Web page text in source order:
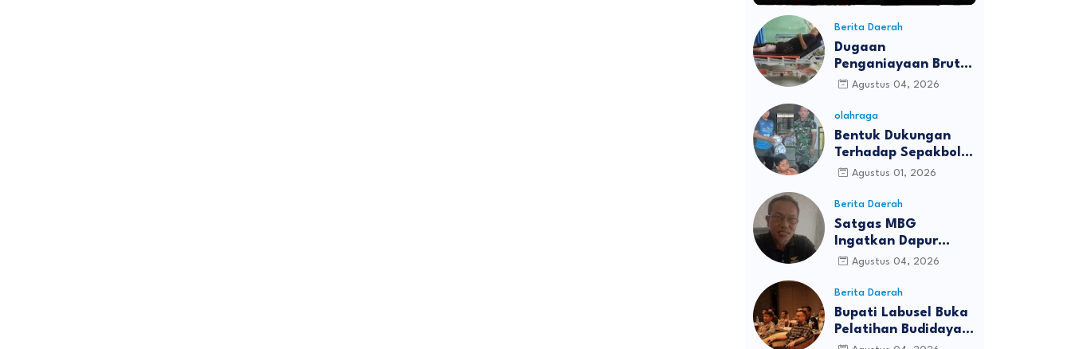
Berita Daerah
Dugaan
Penganiayaan Brutal
Terkait Sengketa
Lawas, Empat Warga
Terluka Parah
Agustus 04, 2026
olahraga
Bentuk Dukungan
Terhadap Sepakbola,
Ketua PSSI Aceh
Bola di SDN 2 RIMO
Agustus 01, 2026
Berita Daerah
Satgas MBG
Ingatkan Dapur
SPPG di Aceh Singkil
SLHS
Agustus 04, 2026
Berita Daerah
Bupati Labusel Buka
Pelatihan Budidaya
Sawit, Dorong